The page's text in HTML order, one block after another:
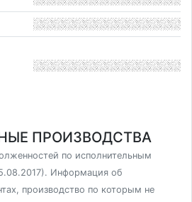
ПРОИЗВОДСТВА
по исполнительным
Информация об
производство по которым не